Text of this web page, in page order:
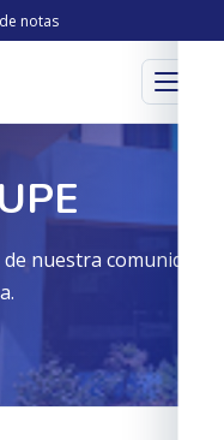
notas
Menú
nuestra comunidad